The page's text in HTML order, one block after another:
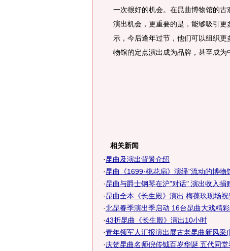
一次很好的机会。在昆曲博物馆的
演出机会，更重要的是，能够吸引
示，今后逢年过节，他们可以组织
物馆的定点演出成为品牌，甚至成为
相关新闻
·昆曲及演出背景介绍
·昆曲《1699·桃花扇》演绎"流动的博物
·昆曲与爵士钢琴在沪"对话" 演出收入捐
·昆曲全本《长生殿》演出 梅葆玖现场祝
·北昆春季演出季启动 16台昆曲大戏精
·43折昆曲《长生殿》演出10小时
·青年领军人汇报演出展古老昆曲新风采
·庆贺昆曲名师倪传钺百岁华诞 五代同堂